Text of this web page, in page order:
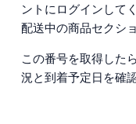
ントにログインして
配送中の商品セクシ
この番号を取得した
況と到着予定日を確